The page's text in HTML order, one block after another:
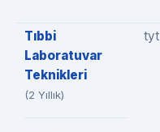
Tıbbi
Laboratuvar
Teknikleri
(2 Yıllık)
tyt